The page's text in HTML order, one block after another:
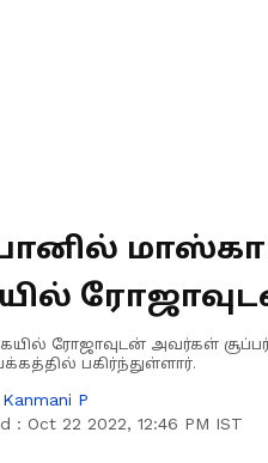
ரோஜாவுடன் அவர்கள்
பகிர்ந்துள்ளார்.
Kanmani P
: Oct 22 2022, 12:46 PM IST